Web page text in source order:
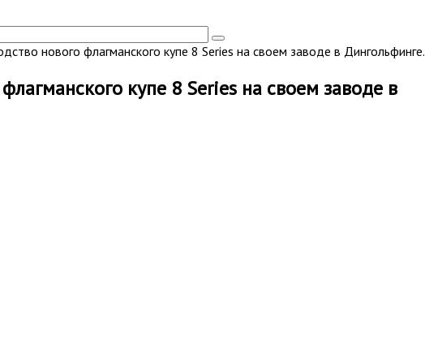
нового флагманского купе 8 Series на своем заводе в Дингольфинге.
купе 8 Series на своем заводе в